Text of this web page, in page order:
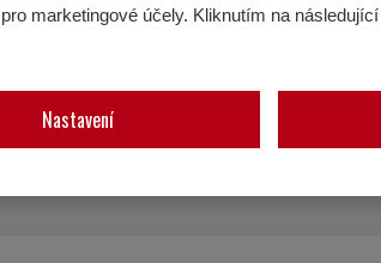
myslet na své návyky. Snížení
a
může
horkou vodu, nebo si toto
roli.
marketingové účely. Kliknutím na
Nastavení